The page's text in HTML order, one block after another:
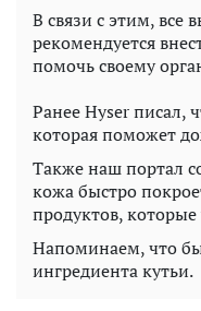
В связи с этим, все
рекомендуется
помочь своему
Ранее Hyser писал,
которая поможет
Также наш портал
кожа быстро
продуктов,
Напоминаем, что
ингредиента кутьи.